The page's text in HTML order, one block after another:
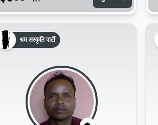
श्रम संस्कृति पार्टी